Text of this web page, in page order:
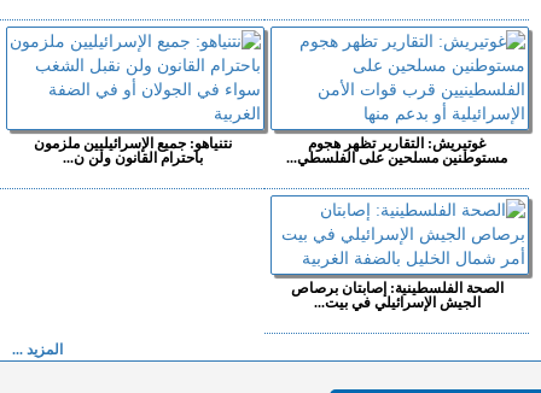
غوتيريش: التقارير تظهر هجوم
مستوطنين مسلحين على الفلسطي...
نتنياهو: جميع الإسرائيليين ملزمون
باحترام القانون ولن ن...
الصحة الفلسطينية: إصابتان برصاص
الجيش الإسرائيلي في بيت...
المزيد ...